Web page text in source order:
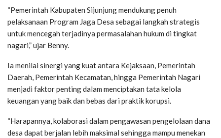
“Pemerintah Kabupaten Sijunjung mendukung penuh
pelaksanaan Program Jaga Desa sebagai langkah strategis
untuk mencegah terjadinya permasalahan hukum di tingkat
nagari,” ujar Benny.
Ia menilai sinergi yang kuat antara Kejaksaan, Pemerintah
Daerah, Pemerintah Kecamatan, hingga Pemerintah Nagari
menjadi faktor penting dalam menciptakan tata kelola
keuangan yang baik dan bebas dari praktik korupsi.
“Harapannya, kolaborasi dalam pengawasan pengelolaan dana
desa dapat berjalan lebih maksimal sehingga mampu menekan